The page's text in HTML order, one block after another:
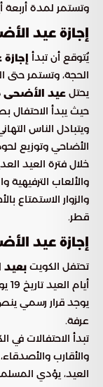
وتستمر لمدة أربعة
إجازة عيد
يُتوقع أن تبدأ
الحجة، وتستمر حتى
يحتل عيد الأضحى
حيث يبدأ الاحتفال
ويتبادل الناس
الأضاحي وتوزيع
خلال فترة العيد
والألعاب الترفيهية
والزوار الاستمتاع
قطر.
إجازة عيد
تحتفل الكويت
يوجد قرار رسمي
عرفة.
تبدأ الاحتفالات في
والأقارب
العيد، يؤدي